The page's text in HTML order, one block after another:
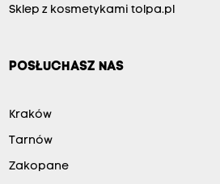
Sklep z kosmetykami tolpa.pl
POSŁUCHASZ NAS
Kraków
Tarnów
Zakopane